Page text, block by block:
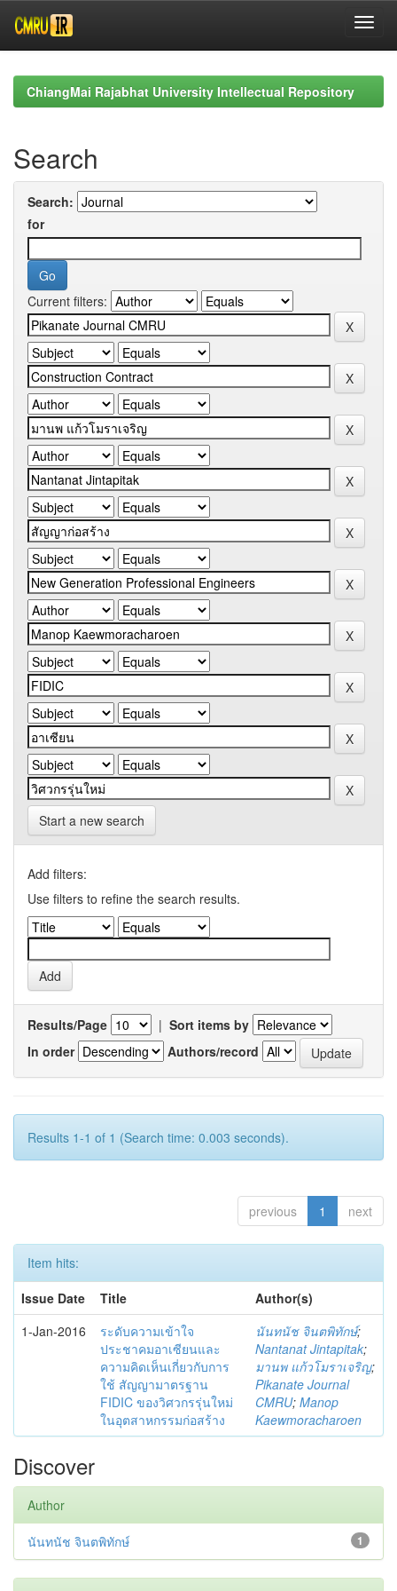
navigationChiangMai Rajabhat University Intellectual Repository
Search
Search:
for
Current filters:
Start a new search
Add filters:
Use filters to refine the search results.
Results/Page | Sort items by
In order
Authors/record
Results 1-1 of 1 (Search time: 0.003 seconds).
previous 1 next
Item hits:
Issue Date
Title
Author(s)
1-Jan-2016
ระดับความเข้าใจ
ประชาคมอาเซียนและ
ความคิดเห็นเกี่ยวกับการ
ใช้ สัญญามาตรฐาน
FIDIC ของวิศวกรรุ่นใหม่
ในอุตสาหกรรมก่อสร้าง
นันทนัช จินตพิทักษ์;
Nantanat Jintapitak;
มานพ แก้วโมราเจริญ;
Pikanate Journal
CMRU; Manop
Kaewmoracharoen
Discover
Author
1
นันทนัช จินตพิทักษ์